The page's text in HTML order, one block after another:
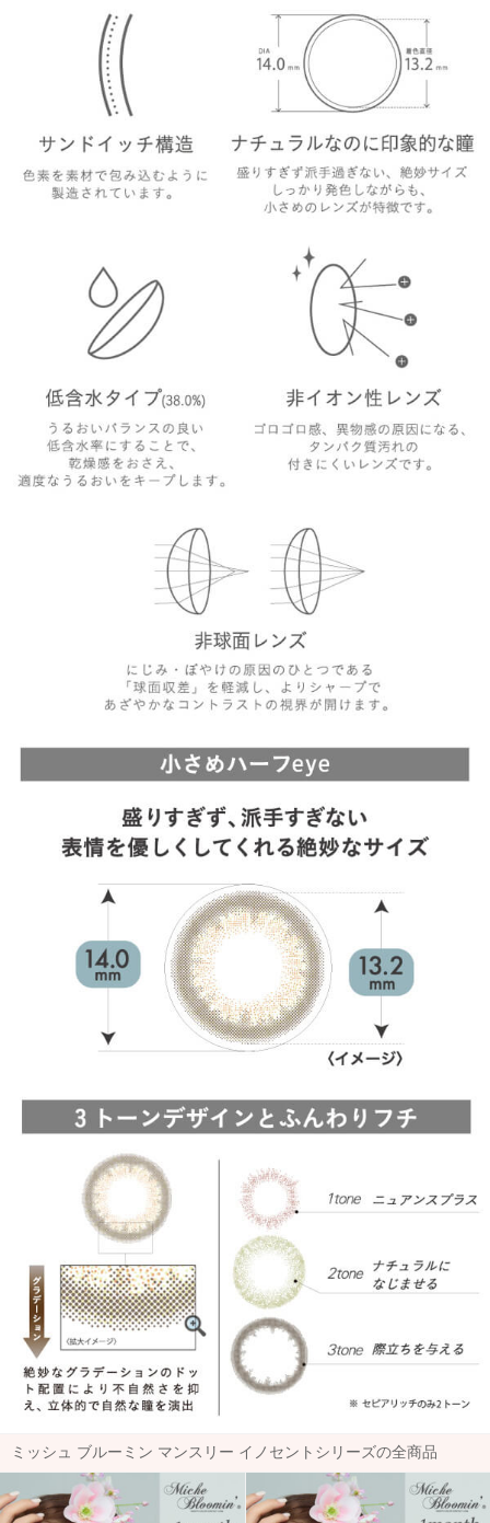
ミッシュ ブルーミン マンスリー イノセントシリーズの全商品